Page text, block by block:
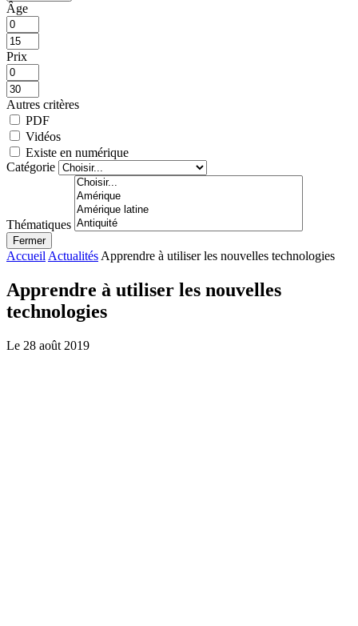
Âge
Prix
Autres critères
PDF
Vidéos
Existe en numérique
Catégorie
Thématiques
Fermer
Accueil Actualités Apprendre à utiliser les nouvelles technologies
Apprendre à utiliser les nouvelles
technologies
Le 28 août 2019